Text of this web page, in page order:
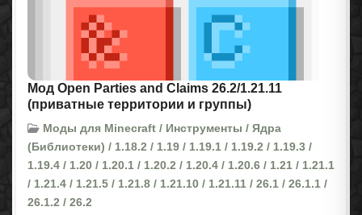
Мод Open Parties and Claims 26.2/1.21.11
(приватные территории и группы)
Моды для Minecraft / Инструменты / Ядра
(Библиотеки) / 1.18.2 / 1.19 / 1.19.1 / 1.19.2 / 1.19.3 /
1.19.4 / 1.20 / 1.20.1 / 1.20.2 / 1.20.4 / 1.20.6 / 1.21 / 1.21.1
/ 1.21.4 / 1.21.5 / 1.21.8 / 1.21.10 / 1.21.11 / 26.1 / 26.1.1 /
26.1.2 / 26.2